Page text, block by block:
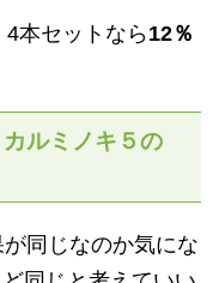
本セットなら12％
ルミノキ５の
同じなのか気にな